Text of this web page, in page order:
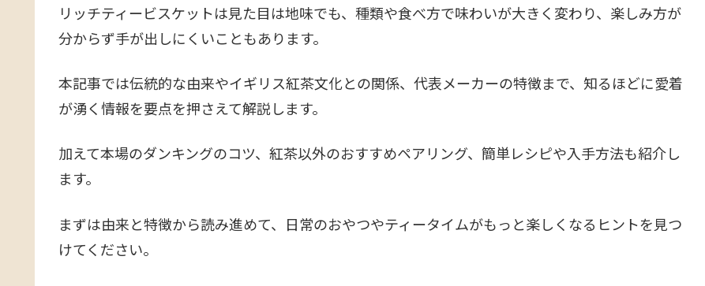
リッチティービスケットは見た目は地味でも、種類や食べ方で味わいが大きく変わり、楽しみ方が
分からず手が出しにくいこともあります。
本記事では伝統的な由来やイギリス紅茶文化との関係、代表メーカーの特徴まで、知るほどに愛着
が湧く情報を要点を押さえて解説します。
加えて本場のダンキングのコツ、紅茶以外のおすすめペアリング、簡単レシピや入手方法も紹介し
ます。
まずは由来と特徴から読み進めて、日常のおやつやティータイムがもっと楽しくなるヒントを見つ
けてください。